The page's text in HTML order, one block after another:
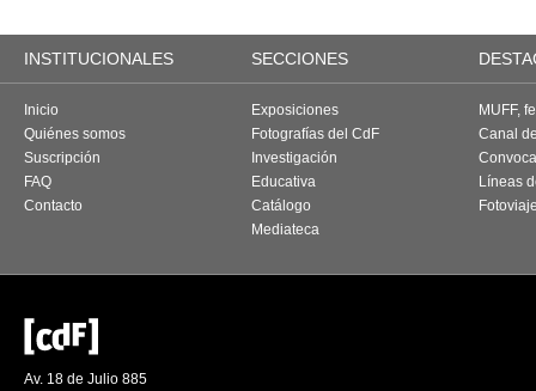
INSTITUCIONALES SECCIONES
Inicio
Quiénes somos
Suscripción
FAQ
Contacto
Exposiciones
Fotografías del CdF
Investigación
Educativa
Catálogo
Mediateca
MUFF,
Canal
Líneas
Av. 18 de Julio 885